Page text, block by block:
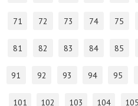
71 72 73 74 75
81 82 83 84 85
91 92 93 94 95
101 102 103 104 105